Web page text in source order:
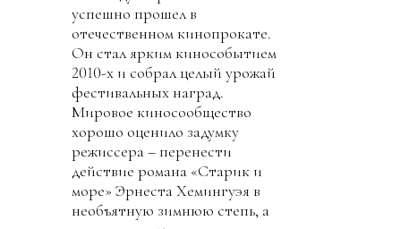
успешно прошел в
отечественном кинопрокате.
Он стал ярким кинособытием
2010-х и собрал целый урожай
фестивальных наград.
Мировое киносообщество
хорошо оценило задумку
режиссера – перенести
действие романа «Старик и
море» Эрнеста Хемингуэя в
необъятную зимнюю степь, а